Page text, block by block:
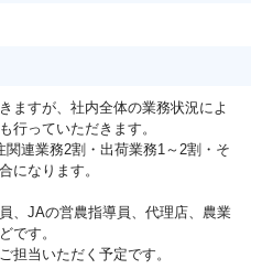
ますが、社内全体の業務状況によ
行っていただきます。
連業務2割・出荷業務1～2割・そ
になります。
、JAの営農指導員、代理店、農業
です。
担当いただく予定です。